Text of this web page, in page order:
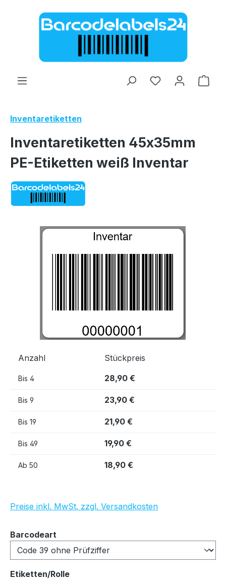
Zum Hauptinhalt springen
Inventaretiketten
Inventaretiketten 45x35mm
PE-Etiketten weiß Inventar
Bildergalerie überspringen
Anzahl Stückpreis
Bis 4 28,90 €
Bis 9 23,90 €
Bis 19 21,90 €
Bis 49 19,90 €
Ab 50 18,90 €
Preise inkl. MwSt. zzgl. Versandkosten
Barcodeart
Etiketten/Rolleauswählen